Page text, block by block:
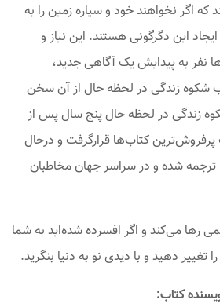
اگر نخواهند خود و سیاره زمین را به
ایجاد این دگرگونی هستند. این نیاز و
نفر به پیدایش یک آگاهی جدید،
شکوه زندگی در لحظه حال از آن سخن
زندگی در لحظه حال پنج سال پس از
کتاب‌ها قرارگرفت و درحال
زبان دنیا ترجمه شده و در سراسر جهان مخاطبان
رها می‌کند و اگر افسرده شده‌اید به شما
دهید و با دیدی نو به دنیا بنگرید.
کتاب: